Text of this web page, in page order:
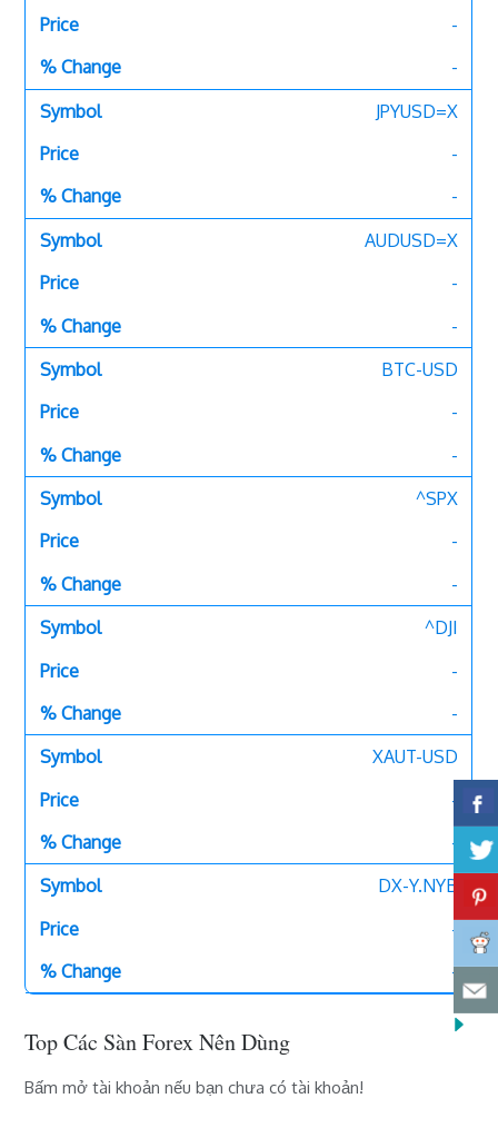
-
-
JPYUSD=X
-
-
AUDUSD=X
-
-
BTC-USD
-
-
^SPX
-
-
^DJI
-
-
XAUT-USD
-
-
DX-Y.NYB
-
-
Top Các Sàn Forex Nên Dùng
Bấm mở tài khoản nếu bạn chưa có tài khoản!